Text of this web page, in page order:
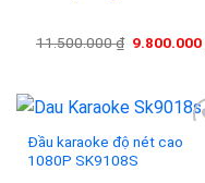
11.500.000₫ Giá
9.800.000
Đầu karaoke độ nét cao
1080P SK9108S